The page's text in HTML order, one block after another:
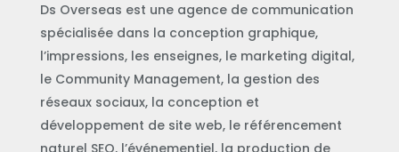
Ds Overseas est une agence de communication
spécialisée dans la conception graphique,
l’impressions, les enseignes, le marketing digital,
le Community Management, la gestion des
réseaux sociaux, la conception et
développement de site web, le référencement